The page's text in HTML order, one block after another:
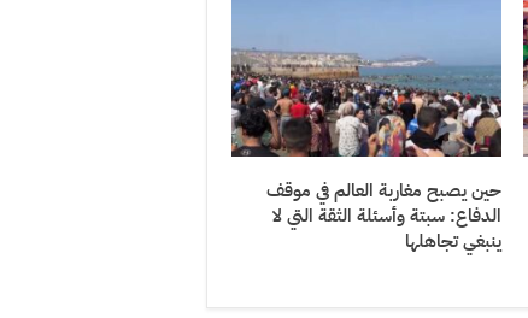
حين يصبح مغاربة العالم في موقف
الدفاع: سبتة وأسئلة الثقة التي لا
ينبغي تجاهلها